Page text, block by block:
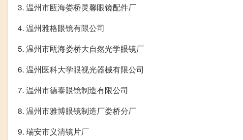
3. 温州市瓯海娄桥灵馨眼镜配件厂
4. 温州雅格眼镜有限公司
5. 温州市瓯海娄桥大自然光学眼镜厂
6. 温州医科大学眼视光器械有限公司
7. 温州市德泰眼镜制造有限公司
8. 温州市雅博眼镜制造厂娄桥分厂
9. 瑞安市义清镜片厂